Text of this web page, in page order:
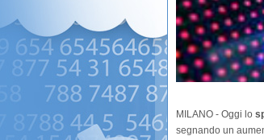
MILANO - Oggi lo
segnando un